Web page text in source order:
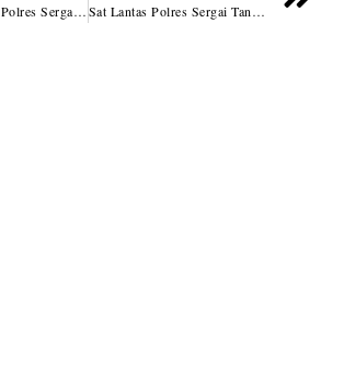
Satres Narkoba Polres Sergai Tangkap Pengedar Sabu di Teluk Mengkudu Sat Lantas Polres Sergai Tangani Empat Kecelakaan Lalu Lintas Terjadi di Sergai Dalam Sehari, Tiga Korban Luka-Luka